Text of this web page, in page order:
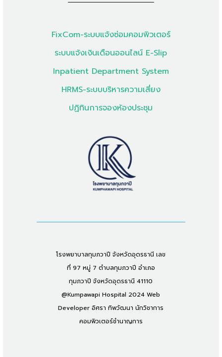
FixCom-ระบบแจ้งซ่อมคอมพิวเตอร์
ระบบแจ้งเงินเดือนออนไลน์ E-Slip
Inpatient Department System
HRMS-ระบบบริหารความเสี่ยง
ปฏิทินการจองห้องประชุม
โรงพยาบาลกุมภวาปี จังหวัดอุดรธานี เลข
ที่ 97 หมู่ 7 ตำบลกุมภวาปี อำเภอ
กุมภวาปี จังหวัดอุดรธานี 41110
@Kumpawapi Hospital 2024 Web
Developer อิศรา ทิพวัฒนา นักวิชาการ
คอมพิวเตอร์ชำนาญการ